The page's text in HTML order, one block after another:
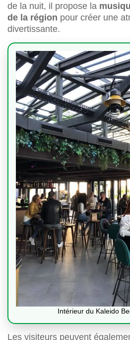
de la nuit, il propose la
de la région pour créer une
divertissante.
Intérieur du Kaleido
Les visiteurs peuvent